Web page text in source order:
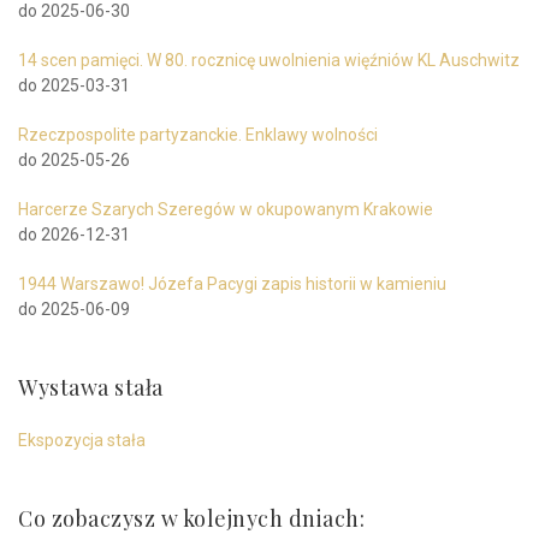
do 2025-06-30
14 scen pamięci. W 80. rocznicę uwolnienia więźniów KL Auschwitz
do 2025-03-31
Rzeczpospolite partyzanckie. Enklawy wolności
do 2025-05-26
Harcerze Szarych Szeregów w okupowanym Krakowie
do 2026-12-31
1944 Warszawo! Józefa Pacygi zapis historii w kamieniu
do 2025-06-09
Wystawa stała
Ekspozycja stała
Co zobaczysz w kolejnych dniach: